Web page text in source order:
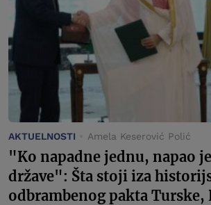
AKTUELNOSTI Amela Keserović Polić
"Ko napadne jednu, napao
države": Šta stoji iza
odbrambenog pakta Turske,